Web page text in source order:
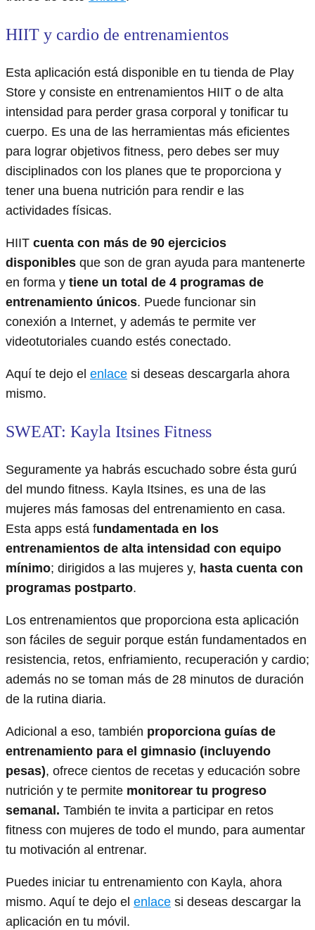
HIIT y cardio de entrenamientos
Esta aplicación está disponible en tu tienda de Play
Store y consiste en entrenamientos HIIT o de alta
intensidad para perder grasa corporal y tonificar tu
cuerpo. Es una de las herramientas más eficientes
para lograr objetivos fitness, pero debes ser muy
disciplinados con los planes que te proporciona y
tener una buena nutrición para rendir e las
actividades físicas.
HIIT cuenta con más de 90 ejercicios
disponibles que son de gran ayuda para mantenerte
en forma y tiene un total de 4 programas de
entrenamiento únicos. Puede funcionar sin
conexión a Internet, y además te permite ver
videotutoriales cuando estés conectado.
Aquí te dejo el enlace si deseas descargarla ahora
mismo.
SWEAT: Kayla Itsines Fitness
Seguramente ya habrás escuchado sobre ésta gurú
del mundo fitness. Kayla Itsines, es una de las
mujeres más famosas del entrenamiento en casa.
Esta apps está fundamentada en los
entrenamientos de alta intensidad con equipo
mínimo; dirigidos a las mujeres y, hasta cuenta con
programas postparto.
Los entrenamientos que proporciona esta aplicación
son fáciles de seguir porque están fundamentados en
resistencia, retos, enfriamiento, recuperación y cardio;
además no se toman más de 28 minutos de duración
de la rutina diaria.
Adicional a eso, también proporciona guías de
entrenamiento para el gimnasio (incluyendo
pesas), ofrece cientos de recetas y educación sobre
nutrición y te permite monitorear tu progreso
semanal. También te invita a participar en retos
fitness con mujeres de todo el mundo, para aumentar
tu motivación al entrenar.
Puedes iniciar tu entrenamiento con Kayla, ahora
mismo. Aquí te dejo el enlace si deseas descargar la
aplicación en tu móvil.